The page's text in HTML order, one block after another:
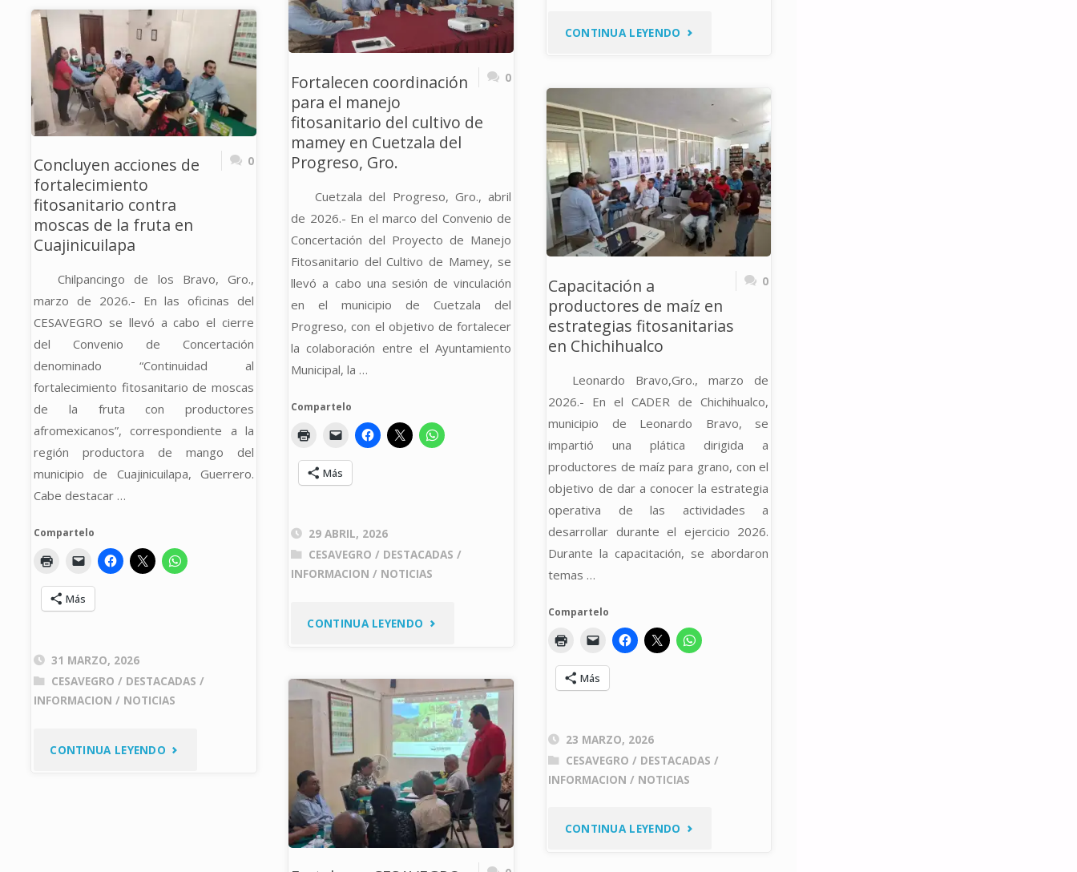
NUESTRA
EN
CAPACITACIÓN
TÉCNICA
SOBRE
ASPERSIÓN
AÉREA
CON
CONTINUA LEYENDO "CESAVEGRO
AL
PRIMER
SIMULACRO
NACIONAL
Fortalecen coordinación
para el manejo
fitosanitario del cultivo de
mamey en Cuetzala del
Progreso, Gro.
0
Cuetzala del Progreso, Gro., abril
de 2026.- En el marco del Convenio de
Concertación del Proyecto de Manejo
Fitosanitario del Cultivo de Mamey, se
llevó a cabo una sesión de vinculación
en el municipio de Cuetzala del
Progreso, con el objetivo de fortalecer
la colaboración entre el Ayuntamiento
Municipal, la …
Compartelo
Más
29 ABRIL, 2026
CESAVEGRO / DESTACADAS /
INFORMACION / NOTICIAS
CONTINUA LEYENDO "FORTALECEN
PARA
EL
MANEJO
FITOSANITARIO
DEL
CULTIVO
Concluyen acciones de
fortalecimiento
fitosanitario contra
moscas de la fruta en
Cuajinicuilapa
0
Chilpancingo de los Bravo, Gro.,
marzo de 2026.- En las oficinas del
CESAVEGRO se llevó a cabo el cierre
del Convenio de Concertación
denominado “Continuidad al
fortalecimiento fitosanitario de moscas
de la fruta con productores
afromexicanos”, correspondiente a la
región productora de mango del
municipio de Cuajinicuilapa, Guerrero.
Cabe destacar …
Compartelo
Más
31 MARZO, 2026
CESAVEGRO / DESTACADAS /
INFORMACION / NOTICIAS
CONTINUA LEYENDO "CONCLUYEN
Capacitación a
productores de maíz en
estrategias fitosanitarias
en Chichihualco
0
Leonardo Bravo,Gro., marzo de
2026.- En el CADER de Chichihualco,
municipio de Leonardo Bravo, se
impartió una plática dirigida a
productores de maíz para grano, con el
objetivo de dar a conocer la estrategia
operativa de las actividades a
desarrollar durante el ejercicio 2026.
Durante la capacitación, se abordaron
temas …
Compartelo
Más
23 MARZO, 2026
CESAVEGRO / DESTACADAS /
INFORMACION / NOTICIAS
CONTINUA LEYENDO "CAPACITACIÓN